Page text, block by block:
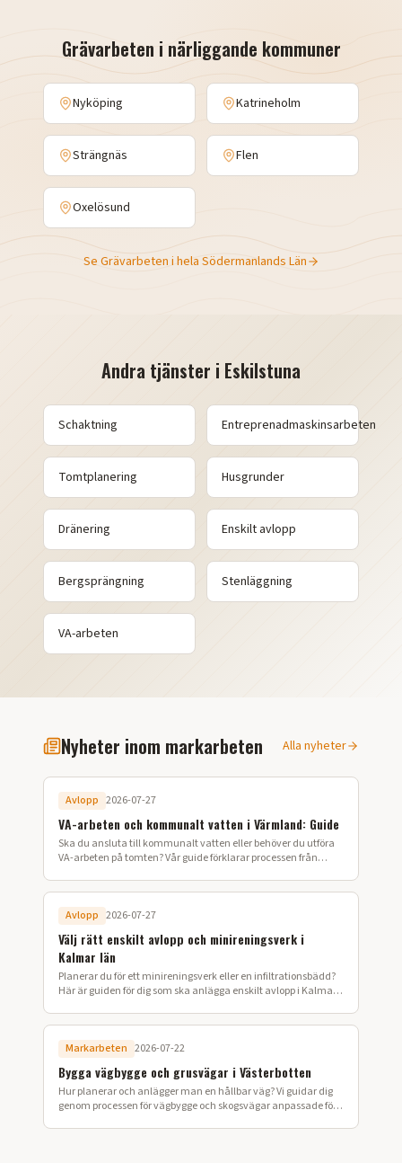
Grävarbeten i närliggande kommuner
Nyköping Katrineholm
Strängnäs Flen
Oxelösund
Se Grävarbeten i hela Södermanlands Län
Andra tjänster i Eskilstuna
Schaktning Entreprenadmaskinsarbeten
Tomtplanering Husgrunder
Dränering Enskilt avlopp
Bergsprängning Stenläggning
VA-arbeten
Nyheter inom markarbeten Alla nyheter
Avlopp 2026-07-27
VA-arbeten och kommunalt vatten i Värmland: Guide
Ska du ansluta till kommunalt vatten eller behöver du utföra
VA-arbeten på tomten? Vår guide förklarar processen från
Avlopp 2026-07-27
Välj rätt enskilt avlopp och minireningsverk i
Kalmar län
Planerar du för ett minireningsverk eller en infiltrationsbädd?
Här är guiden för dig som ska anlägga enskilt avlopp i Kalmar
Markarbeten 2026-07-22
Bygga vägbygge och grusvägar i Västerbotten
Hur planerar och anlägger man en hållbar väg? Vi guidar dig
genom processen för vägbygge och skogsvägar anpassade för